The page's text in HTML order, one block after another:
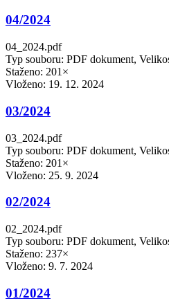
04/2024
04_2024.pdf
Typ souboru: PDF dokument,
Staženo: 201×
Vloženo: 19. 12. 2024
03/2024
03_2024.pdf
Typ souboru: PDF dokument,
Staženo: 201×
Vloženo: 25. 9. 2024
02/2024
02_2024.pdf
Typ souboru: PDF dokument,
Staženo: 237×
Vloženo: 9. 7. 2024
01/2024